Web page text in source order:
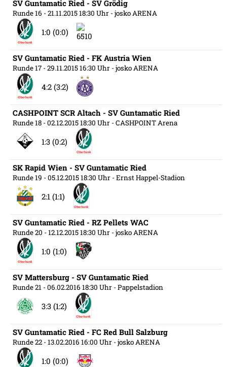
SV Guntamatic Ried - SV Grödig
Runde 16 - 21.11.2015 18:30 Uhr - josko ARENA
1:0 (0:0)
SV Guntamatic Ried - FK Austria Wien
Runde 17 - 29.11.2015 16:30 Uhr - josko ARENA
4:2 (3:2)
CASHPOINT SCR Altach - SV Guntamatic Ried
Runde 18 - 02.12.2015 18:30 Uhr - CASHPOINT Arena
1:3 (0:2)
SK Rapid Wien - SV Guntamatic Ried
Runde 19 - 05.12.2015 18:30 Uhr - Ernst Happel-Stadion
2:1 (1:1)
SV Guntamatic Ried - RZ Pellets WAC
Runde 20 - 12.12.2015 18:30 Uhr - josko ARENA
1:0 (1:0)
SV Mattersburg - SV Guntamatic Ried
Runde 21 - 06.02.2016 18:30 Uhr - Pappelstadion
3:3 (1:2)
SV Guntamatic Ried - FC Red Bull Salzburg
Runde 22 - 13.02.2016 16:00 Uhr - josko ARENA
1:0 (0:0)